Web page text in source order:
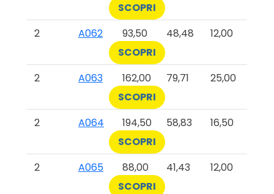
SCOPRI
2
A062 93,50 48,48
12,00
SCOPRI
2
A063 162,00 79,71
25,00
SCOPRI
2
A064 194,50 58,83
16,50
SCOPRI
2
A065 88,00 41,43
12,00
SCOPRI